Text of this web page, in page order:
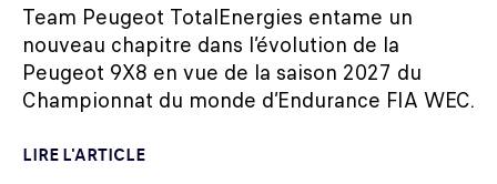
Team Peugeot TotalEnergies entame un
nouveau chapitre dans l’évolution de la
Peugeot 9X8 en vue de la saison 2027 du
Championnat du monde d’Endurance FIA WEC.
LIRE L'ARTICLE